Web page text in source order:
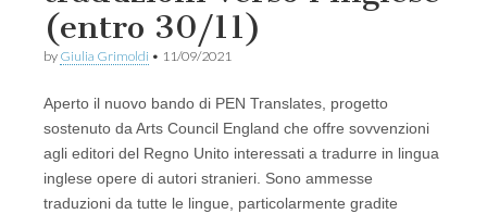
(entro 30/11)
by Giulia Grimoldi • 11/09/2021
Aperto il nuovo bando di PEN Translates, progetto
sostenuto da Arts Council England che offre sovvenzioni
agli editori del Regno Unito interessati a tradurre in lingua
inglese opere di autori stranieri. Sono ammesse
traduzioni da tutte le lingue, particolarmente gradite